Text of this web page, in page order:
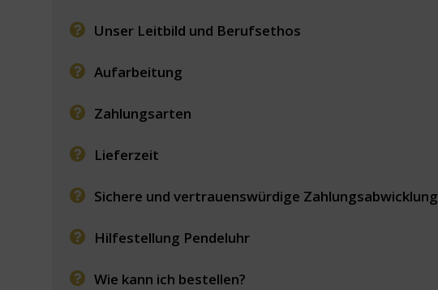
Unser Leitbild und Berufsethos
Aufarbeitung
Zahlungsarten
Lieferzeit
Sichere und vertrauenswürdige Zahlungsabwicklung
Hilfestellung Pendeluhr
Wie kann ich bestellen?